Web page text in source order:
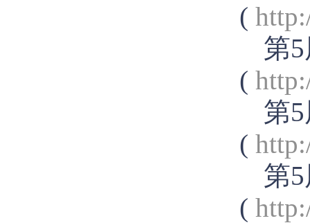
(
第
(
第
(
第
(